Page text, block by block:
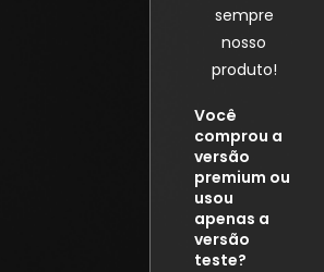
sempre
nosso
produto!
Você
comprou a
versão
premium ou
usou
apenas a
versão
teste?